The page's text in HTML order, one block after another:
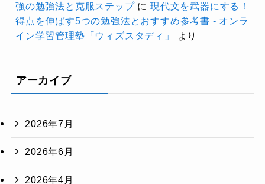
強の勉強法と克服ステップに現代文を武器にする！
得点を伸ばす5つの勉強法とおすすめ参考書 - オンラ
イン学習管理塾「ウィズスタディ」
より
アーカイブ
2026年7月
2026年6月
2026年4月